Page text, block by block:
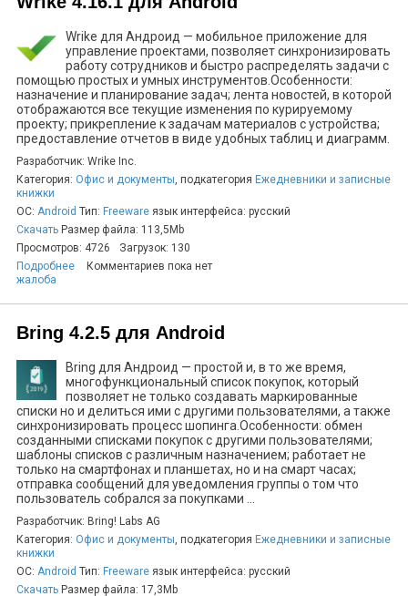
Wrike для Андроид — мобильное приложение для
управление проектами, позволяет синхронизировать
работу сотрудников и быстро распределять задачи с
помощью простых и умных инструментов.Особенности:
назначение и планирование задач; лента новостей, в которой
отображаются все текущие изменения по курируемому
проекту; прикрепление к задачам материалов с устройства;
предоставление отчетов в виде удобных таблиц и диаграмм.
Разработчик: Wrike Inc.
Категория: Офис и документы, подкатегория Ежедневники и записные
книжки
ОС: Android Тип: Freeware язык интерфейса: русский
Скачать Размер файла: 113,5Mb
Просмотров: 4726
Загрузок: 130
Подробнее
Комментариев пока нет
жалоба
Bring 4.2.5 для Android
Bring для Андроид — простой и, в то же время,
многофункциональный список покупок, который
позволяет не только создавать маркированные
списки но и делиться ими с другими пользователями, а также
синхронизировать процесс шопинга.Особенности: обмен
созданными списками покупок с другими пользователями;
шаблоны списков с различным назначением; работает не
только на смартфонах и планшетах, но и на смарт часах;
отправка сообщений для уведомления группы о том что
пользователь собрался за покупками ...
Разработчик: Bring! Labs AG
Категория: Офис и документы, подкатегория Ежедневники и записные
книжки
ОС: Android Тип: Freeware язык интерфейса: русский
Скачать Размер файла: 17,3Mb